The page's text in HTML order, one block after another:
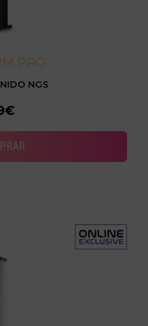
PRO
NGS